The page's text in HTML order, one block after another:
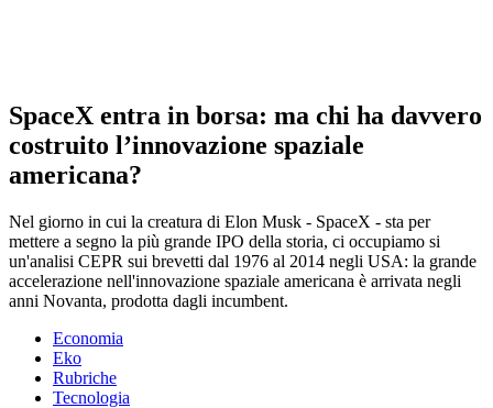
SpaceX entra in borsa: ma chi ha davvero
costruito l’innovazione spaziale
americana?
Nel giorno in cui la creatura di Elon Musk - SpaceX - sta per
mettere a segno la più grande IPO della storia, ci occupiamo si
un'analisi CEPR sui brevetti dal 1976 al 2014 negli USA: la grande
accelerazione nell'innovazione spaziale americana è arrivata negli
anni Novanta, prodotta dagli incumbent.
Economia
Eko
Rubriche
Tecnologia